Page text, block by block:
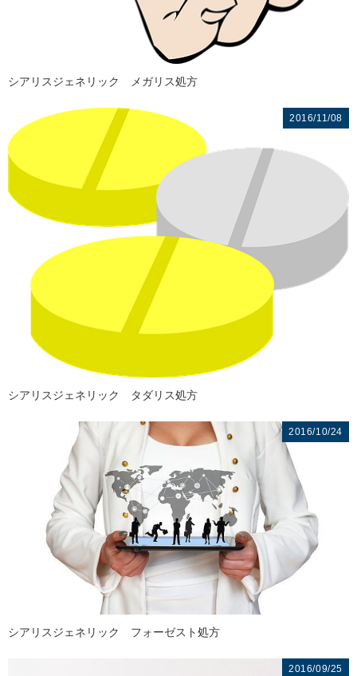
シアリスジェネリック メガリス処方
2016/11/08
シアリスジェネリック タダリス処方
2016/10/24
シアリスジェネリック フォーゼスト処方
2016/09/25